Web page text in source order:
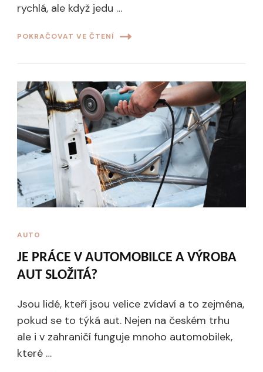
rychlá, ale když jedu …
POKRAČOVAT VE ČTENÍ
AUTO
JE PRÁCE V AUTOMOBILCE A VÝROBA
AUT SLOŽITÁ?
Jsou lidé, kteří jsou velice zvídaví a to zejména,
pokud se to týká aut. Nejen na českém trhu
ale i v zahraničí funguje mnoho automobilek,
které …